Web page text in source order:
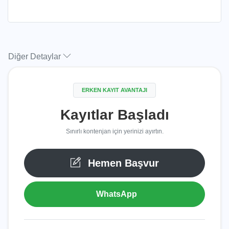
Diğer Detaylar
ERKEN KAYIT AVANTAJI
Kayıtlar Başladı
Sınırlı kontenjan için yerinizi ayırtın.
Hemen Başvur
WhatsApp